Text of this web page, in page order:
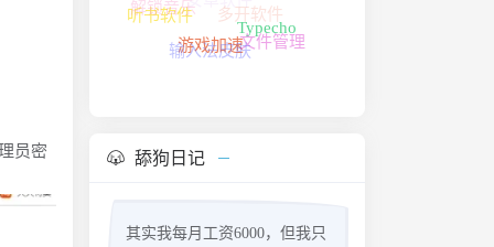
员密
游戏加速
听书软件
文件管理
输入法皮肤
多开软件
舔狗日记
其实我每月工资6000，但我只